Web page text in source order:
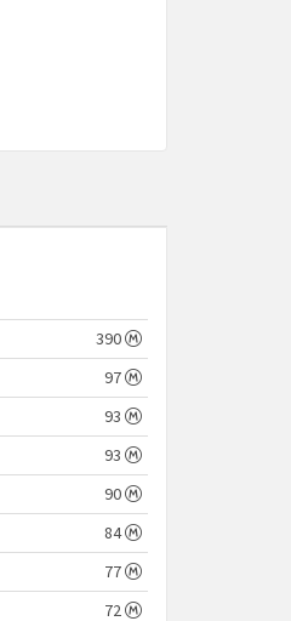
390
97
93
93
90
84
77
72